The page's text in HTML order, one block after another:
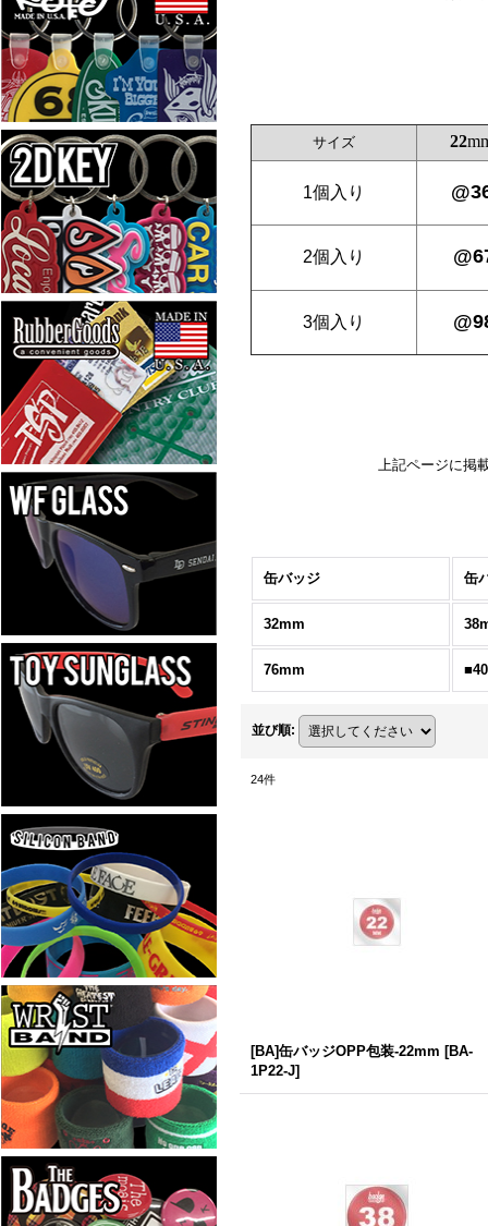
サイズ 22
1個入り
2個入り
3個入り
上記ページに掲
缶バッジ 缶
32mm
76mm
並び順:
24件
[BA]缶バッジOPP包装-22mm [BA-
1P22-J]